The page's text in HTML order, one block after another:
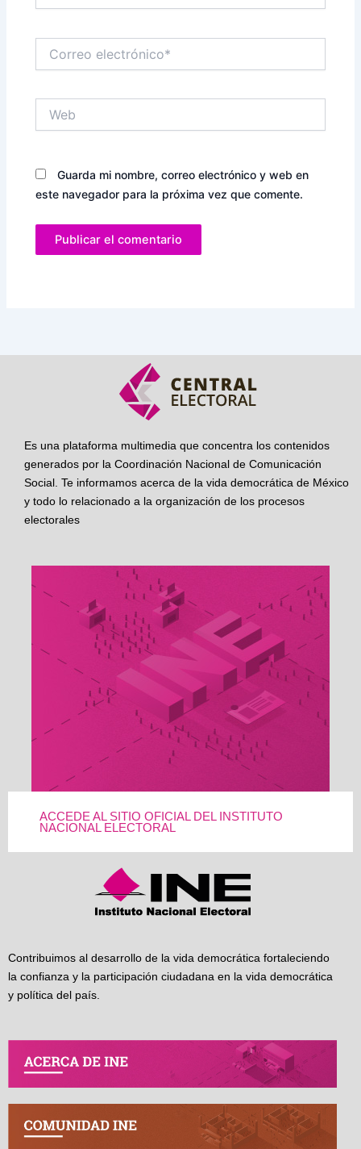
electrónico*
Guarda mi nombre, correo electrónico y web en
este navegador para la próxima vez que comente.
Es una plataforma multimedia que concentra los contenidos
generados por la Coordinación Nacional de Comunicación
Social. Te informamos acerca de la vida democrática de México
y todo lo relacionado a la organización de los procesos
electorales
ACCEDE AL SITIO OFICIAL DEL INSTITUTO
NACIONAL ELECTORAL
Contribuimos al desarrollo de la vida democrática fortaleciendo
la confianza y la participación ciudadana en la vida democrática
y política del país.